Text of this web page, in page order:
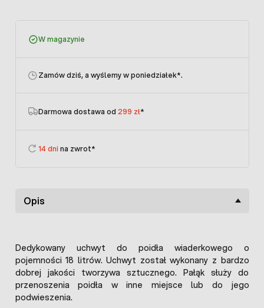
W magazynie
Zamów dziś, a wyślemy w poniedziałek*.
Darmowa dostawa od 299 zł*
14 dni na zwrot*
Opis
Dedykowany uchwyt do poidła wiaderkowego o
pojemności 18 litrów. Uchwyt został wykonany z bardzo
dobrej jakości tworzywa sztucznego. Pałąk służy do
przenoszenia poidła w inne miejsce lub do jego
podwieszenia.